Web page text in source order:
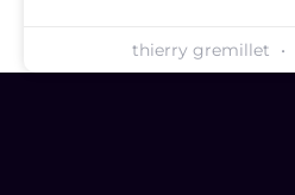
thierry gremillet